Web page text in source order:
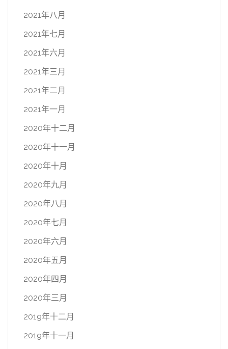
2021年八月
2021年七月
2021年六月
2021年三月
2021年二月
2021年一月
2020年十二月
2020年十一月
2020年十月
2020年九月
2020年八月
2020年七月
2020年六月
2020年五月
2020年四月
2020年三月
2019年十二月
2019年十一月